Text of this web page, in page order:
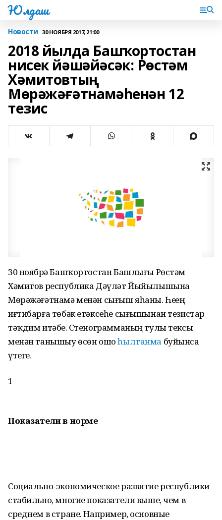
Юлдаш
Новости 30 НОЯБРЯ 2017, 21:00
2018 йылда Башҡортостан
нисек йәшәйәсәк: Рөстәм
Хәмитовтың
Мөрәжәғәтнамәһенән 12
тезис
30 ноябрҙә Башҡортостан Башлығы Рөстәм
Хәмитов республика Дәүләт Йыйылышына
Мөрәжәғәтнамә менән сығыш яһаны. Һеҙҙең
иғтибарға төбәк етәксеһе сығышынан тезистар
тәҡдим итәбеҙ. Стенограмманың тулы тексы
менән танышыу өсөн ошоһылтанма буйынса
үтегеҙ.
1
Показатели в норме
Социально-экономическое развитие республики
стабильно, многие показатели выше, чем в
среднем в стране. Например, основные